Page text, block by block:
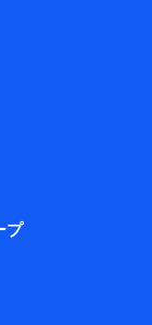
シャルグルー
ーザー登録受
シャルグルー
るため、また
れらに付帯、
フィナンシャ
内、提供する
、ウェブサイ
パーソナルデ
傾向に応じた
プ